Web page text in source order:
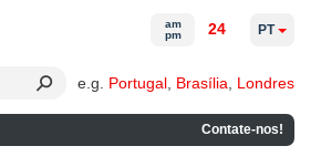
e.g. Portugal Brasília Londres
Contate-nos!
am
pm
24 PT